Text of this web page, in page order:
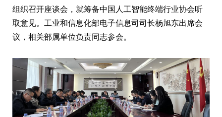
组织召开座谈会，就筹备中国人工智能终端行业协会听
取意见。工业和信息化部电子信息司司长杨旭东出席会
议，相关部属单位负责同志参会。